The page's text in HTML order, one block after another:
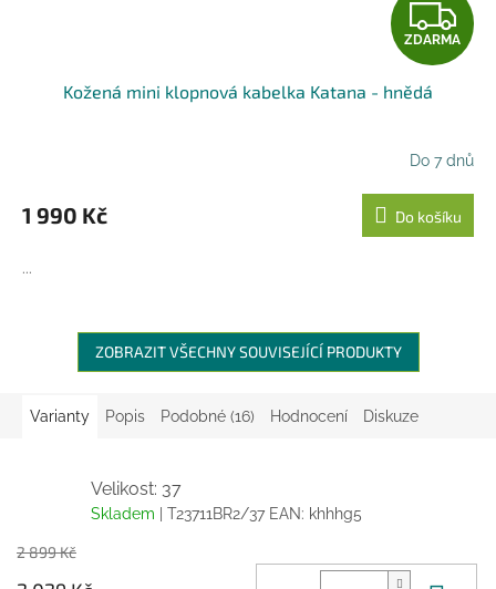
Z
D
R
M
A
ZDARMA
Kožená mini klopnová kabelka Katana - hnědá
Do 7 dnů
1 990 Kč Do košíku
...
ZOBRAZIT VŠECHNY SOUVISEJÍCÍ PRODUKTY
Varianty Popis Podobné (16) Hodnocení Diskuze
Velikost: 37
Skladem | T23711BR2/37 EAN: khhhg5
2 899 Kč